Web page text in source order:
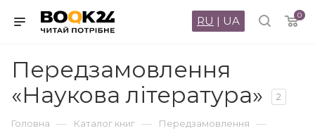
0
RU | UA
Передзамовлення
«Наукова література»
2
Головна — Каталог книг — Передзамовлення —